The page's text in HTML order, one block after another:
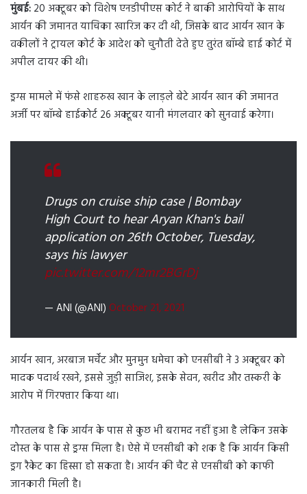
मुंबई: 20 अक्टूबर को विशेष एनडीपीएस कोर्ट ने बाकी आरोपियों के साथ
आर्यन की जमानत याचिका खारिज कर दी थी, जिसके बाद आर्यन खान के
वकीलों ने ट्रायल कोर्ट के आदेश को चुनौती देते हुए तुरंत बॉम्बे हाई कोर्ट में
अपील दायर की थी।
ड्रग्स मामले में फंसे शाहरुख खान के लाड़ले बेटे आर्यन खान की जमानत
अर्जी पर बॉम्बे हाईकोर्ट 26 अक्टूबर यानी मंगलवार को सुनवाई करेगा।
Drugs on cruise ship case | Bombay
High Court to hear Aryan Khan's bail
application on 26th October, Tuesday,
says his lawyer
pic.twitter.com/12mr2BGrDj
— ANI (@ANI) October 21, 2021
आर्यन खान, अरबाज मर्चेंट और मुनमुन धमेचा को एनसीबी ने 3 अक्टूबर को
मादक पदार्थ रखने, इससे जुड़ी साजिश, इसके सेवन, खरीद और तस्करी के
आरोप में गिरफ्तार किया था।
गौरतलब है कि आर्यन के पास से कुछ भी बरामद नहीं हुआ है लेकिन उसके
दोस्त के पास से ड्रग्स मिला है। ऐसे में एनसीबी को शक है कि आर्यन किसी
ड्रग रैकेट का हिस्सा हो सकता है। आर्यन की चैट से एनसीबी को काफी
जानकारी मिली है।